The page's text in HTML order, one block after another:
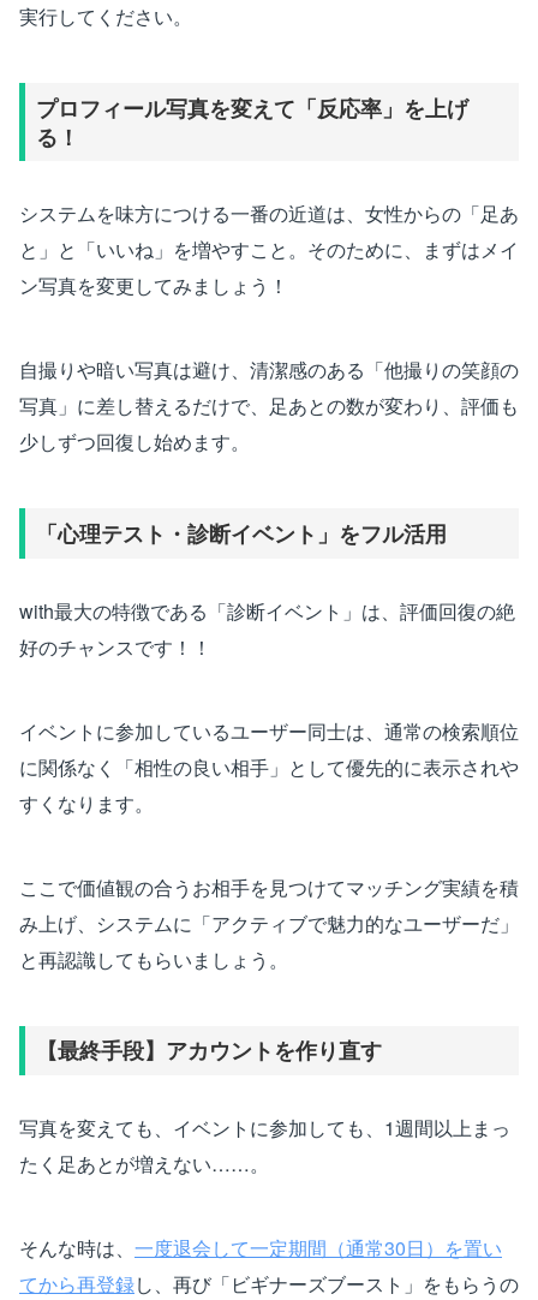
実行してください。
プロフィール写真を変えて「反応率」を上げ
る！
システムを味方につける一番の近道は、女性からの「足あ
と」と「いいね」を増やすこと。そのために、まずはメイ
ン写真を変更してみましょう！
自撮りや暗い写真は避け、清潔感のある「他撮りの笑顔の
写真」に差し替えるだけで、足あとの数が変わり、評価も
少しずつ回復し始めます。
「心理テスト・診断イベント」をフル活用
with最大の特徴である「診断イベント」は、評価回復の絶
好のチャンスです！！
イベントに参加しているユーザー同士は、通常の検索順位
に関係なく「相性の良い相手」として優先的に表示されや
すくなります。
ここで価値観の合うお相手を見つけてマッチング実績を積
み上げ、システムに「アクティブで魅力的なユーザーだ」
と再認識してもらいましょう。
【最終手段】アカウントを作り直す
写真を変えても、イベントに参加しても、1週間以上まっ
たく足あとが増えない……。
そんな時は、 一度退会して一定期間（通常30日）を置い
てから再登録し、再び「ビギナーズブースト」をもらうの